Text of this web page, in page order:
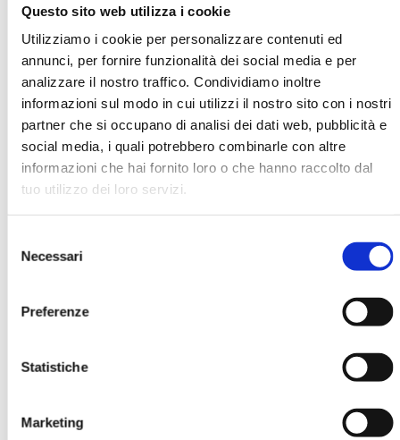
Questo sito web utilizza i cookie
Utilizziamo i cookie per personalizzare contenuti ed
annunci, per fornire funzionalità dei social media e per
analizzare il nostro traffico. Condividiamo inoltre
informazioni sul modo in cui utilizzi il nostro sito con i nostri
partner che si occupano di analisi dei dati web, pubblicità e
social media, i quali potrebbero combinarle con altre
informazioni che hai fornito loro o che hanno raccolto dal
tuo utilizzo dei loro servizi.
delNecessari
Preferenze
Statistiche
Marketing
Monica Stefani
Organizzazione
Accenture
Ha pubblicato con noi